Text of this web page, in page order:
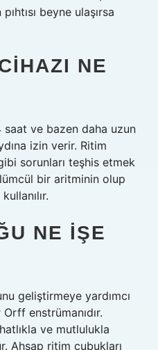
beyne ulaşırsa
NE
ve bazen daha uzun
izin verir. Ritim
sorunları teşhis etmek
bir aritminin olup
NE IŞE
geliştirmeye yardımcı
enstrümanıdır.
ve mutlulukla
Ahşap ritim çubukları